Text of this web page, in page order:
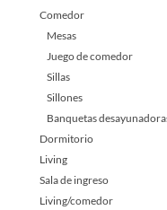
Comedor
Mesas
Juego de comedor
Sillas
Sillones
Banquetas
Dormitorio
Living
Sala de ingreso
Living/comedor